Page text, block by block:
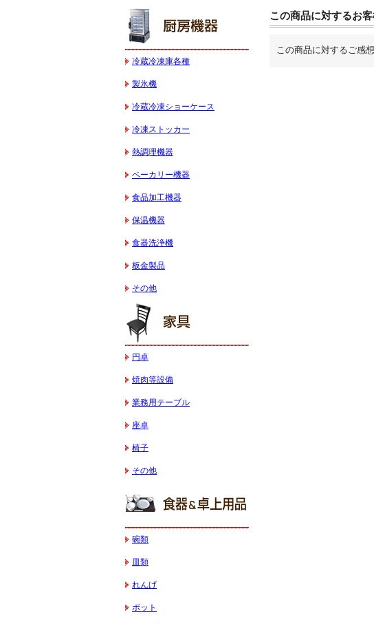
この商品に対するお
この商品に対するご感
冷蔵冷凍庫各種
製氷機
冷蔵冷凍ショーケース
冷凍ストッカー
熱調理機器
ベーカリー機器
食品加工機器
保温機器
食器洗浄機
板金製品
その他
円卓
焼肉等設備
業務用テーブル
座卓
椅子
その他
碗類
皿類
れんげ
ポット